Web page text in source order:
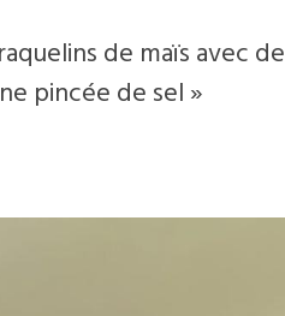
de maïs avec de
pincée de sel »